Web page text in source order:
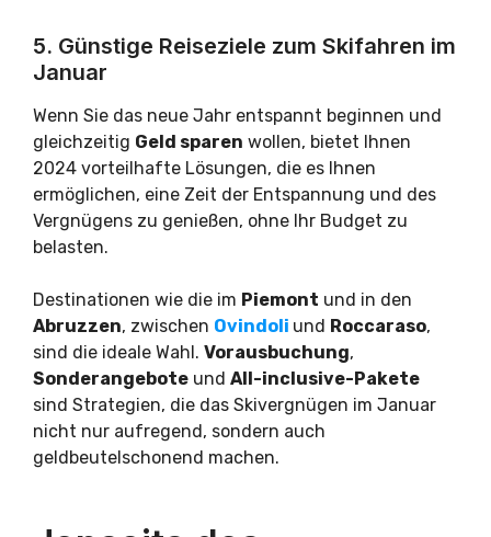
5. Günstige Reiseziele zum Skifahren im
Januar
Wenn Sie das neue Jahr entspannt beginnen und
gleichzeitig Geld sparen wollen, bietet Ihnen
2024 vorteilhafte Lösungen, die es Ihnen
ermöglichen, eine Zeit der Entspannung und des
Vergnügens zu genießen, ohne Ihr Budget zu
belasten.
Destinationen wie die im Piemont und in den
Abruzzen, zwischen Ovindoli und Roccaraso,
sind die ideale Wahl. Vorausbuchung,
Sonderangebote und All-inclusive-Pakete
sind Strategien, die das Skivergnügen im Januar
nicht nur aufregend, sondern auch
geldbeutelschonend machen.